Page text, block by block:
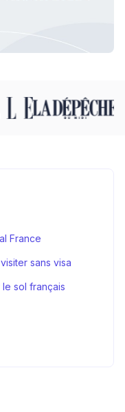
France
sans visa
le sol français